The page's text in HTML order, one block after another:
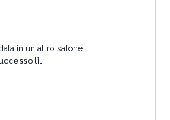
in un altro salone
lì.